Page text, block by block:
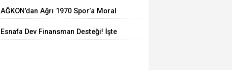
AĞKON’dan Ağrı 1970 Spor’a Moral
Esnafa Dev Finansman Desteği! İşte